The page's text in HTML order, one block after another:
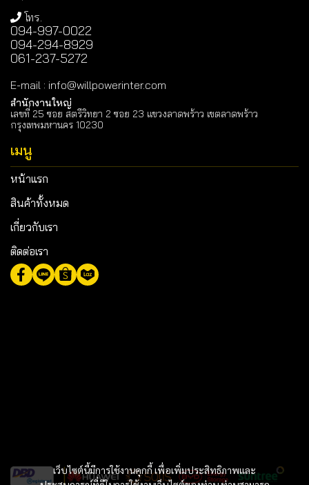
เว็บไซต์นี้มีการใช้งานคุกกี้ เพื่อเพิ่มประสิทธิภาพและ
โทร.
094-997-0022
094-294-8929
061-237-5272
E-mail : info@willpowerinter.com
สำนักงานใหญ่
เลขที่ 25 ซอย สตรีวิทยา 2 ซอย 23 แขวงลาดพร้าว เขตลาดพร้าว
กรุงเทพมหานคร 10230
เมนู
หน้าแรก
สินค้าทั้งหมด
เกี่ยวกับเรา
ติดต่อเรา